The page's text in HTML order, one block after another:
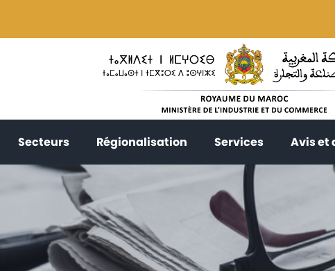
Secteurs(current)Régionalisation (current)
Services(current)
Avis et